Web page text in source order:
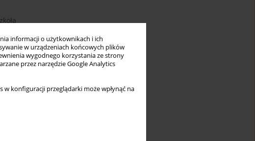
informacji o użytkownikach i ich
w urządzeniach końcowych plików
wygodnego korzystania ze strony
przez narzędzie Google Analytics
w konfiguracji przeglądarki może wpłynąć na